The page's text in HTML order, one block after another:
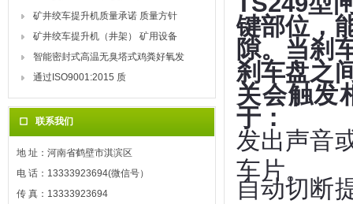
矿井绞车提升机质量承诺 质量方针
矿井绞车提升机（井架） 矿用设备
智能密封式高温无臭塔式鸡粪好氧发
通过ISO9001:2015 质
联系我们
地 址：河南省鹤壁市淇滨区
电 话：13333923694(微信号）
传 真：13333923694
键部位，
隙。当刹
刹车盘之
关会触发
于：
发出声音
车片。
自动切断